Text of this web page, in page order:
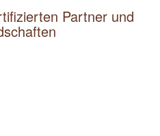
Partner und